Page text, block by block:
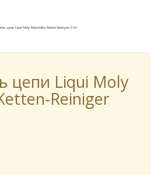
цепи Liqui Moly
Reiniger